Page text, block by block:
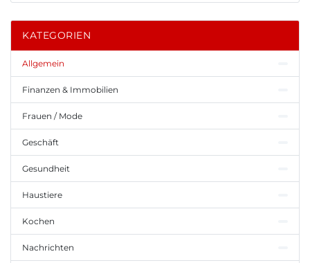
KATEGORIEN
Allgemein
Finanzen & Immobilien
Frauen / Mode
Geschäft
Gesundheit
Haustiere
Kochen
Nachrichten